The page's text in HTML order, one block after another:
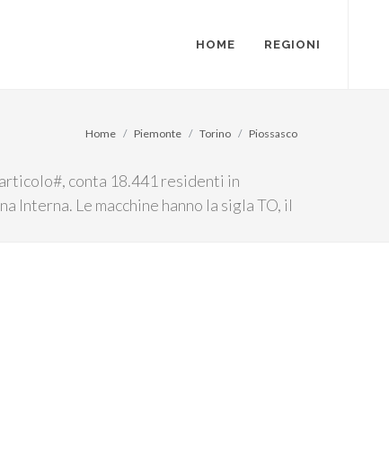
HOME REGIONI
conta 18.441 residenti in
Interna. Le macchine hanno la sigla TO, il
Home Piemonte Torino Piossasco